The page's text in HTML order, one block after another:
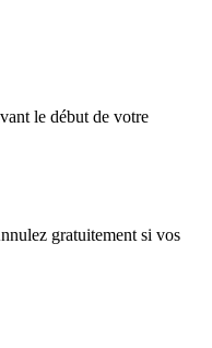
le début de votre
gratuitement si vos